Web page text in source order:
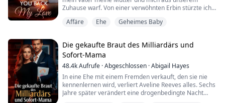
Zuhause warf. Von einer verwöhnten Erbin stürzte ich
einem Mann, den ich für den Rest meines Lebens nie
jemanden ablehnen, den man so lange bewundert hat?
Ic...
Affäre Ehe Geheimes Baby
Die gekaufte Braut des Milliardärs und
Sofort-Mama
48.4kAufrufe ·Abgeschlossen ·Abigail Hayes
In eine Ehe mit einem Fremden verkauft, den sie nie
kennenlernen wird, verliert Aveline Reeves alles. Sechs
Jahre später verändert eine drogenbedingte Nacht